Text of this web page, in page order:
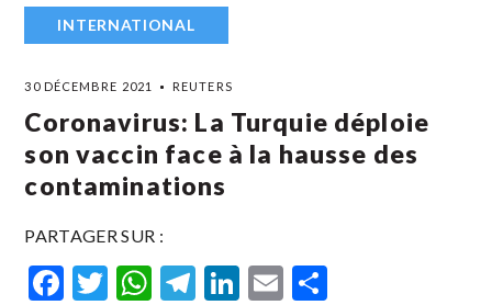
INTERNATIONAL
30 DÉCEMBRE 2021 REUTERS
Coronavirus: La Turquie déploie
son vaccin face à la hausse des
contaminations
PARTAGER SUR :
Facebook
Twitter
WhatsApp
Telegram
LinkedIn
Email